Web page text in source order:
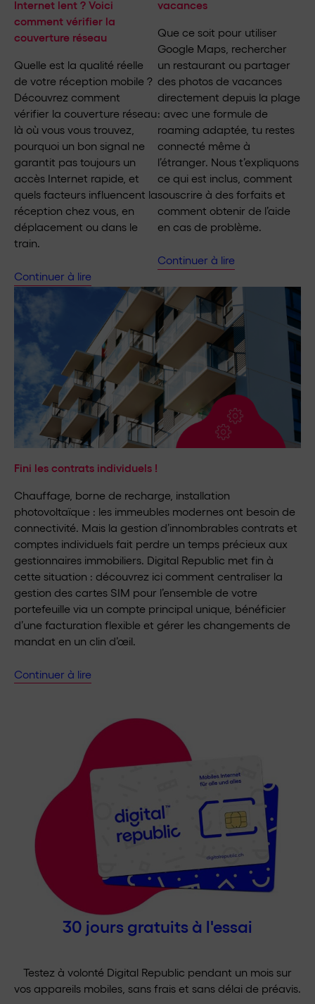
Internet lent ? Voici
comment vérifier la
couverture réseau
Quelle est la qualité réelle
de votre réception mobile ?
Découvrez comment
vérifier la couverture réseau
là où vous vous trouvez,
pourquoi un bon signal ne
garantit pas toujours un
accès Internet rapide, et
quels facteurs influencent la
réception chez vous, en
déplacement ou dans le
train.
Continuer à lire
vacances
Que ce soit pour utiliser
Google Maps, rechercher
un restaurant ou partager
des photos de vacances
directement depuis la plage
: avec une formule de
roaming adaptée, tu restes
connecté même à
l’étranger. Nous t’expliquons
ce qui est inclus, comment
souscrire à des forfaits et
comment obtenir de l’aide
en cas de problème.
Continuer à lire
Fini les contrats individuels !
Chauffage, borne de recharge, installation
photovoltaïque : les immeubles modernes ont besoin de
connectivité. Mais la gestion d’innombrables contrats et
comptes individuels fait perdre un temps précieux aux
gestionnaires immobiliers. Digital Republic met fin à
cette situation : découvrez ici comment centraliser la
gestion des cartes SIM pour l’ensemble de votre
portefeuille via un compte principal unique, bénéficier
d’une facturation flexible et gérer les changements de
mandat en un clin d’œil.
Continuer à lire
30 jours gratuits à l'essai
Testez à volonté Digital Republic pendant un mois sur
vos appareils mobiles, sans frais et sans délai de préavis.